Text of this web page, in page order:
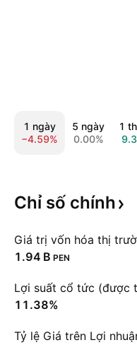
1 ngày
−4.59%
5 ngày
0.00%
1
Chỉ số chính
Giá trị vốn hóa thị
‪1.94 B‬ PEN
Lợi suất cổ tức (được
11.38%
Tỷ lệ Giá trên Lợi